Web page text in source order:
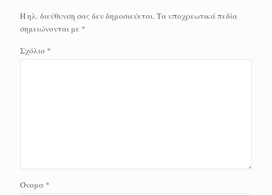
Η ηλ. διεύθυνση σας δεν δημοσιεύεται.Τα υποχρεωτικά πεδία
σημειώνονται με *
Σχόλιο *
Όνομα *